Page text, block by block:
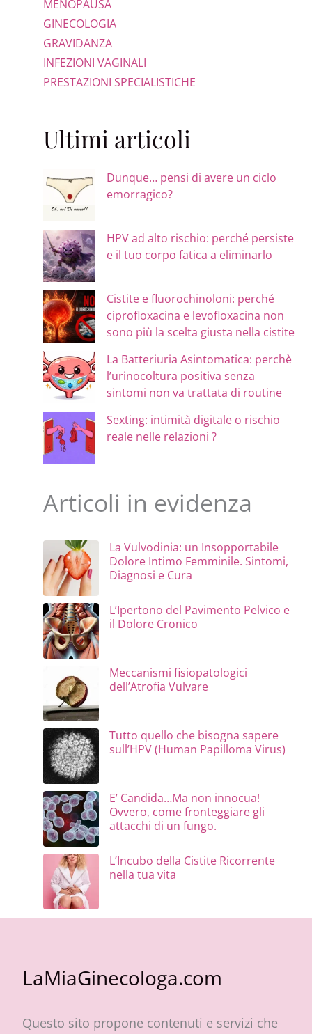
MENOPAUSA
GINECOLOGIA
GRAVIDANZA
INFEZIONI VAGINALI
PRESTAZIONI SPECIALISTICHE
Ultimi articoli
Dunque… pensi di avere un ciclo
emorragico?
HPV ad alto rischio: perché persiste
e il tuo corpo fatica a eliminarlo
Cistite e fluorochinoloni: perché
ciprofloxacina e levofloxacina non
sono più la scelta giusta nella cistite
La Batteriuria Asintomatica: perchè
l’urinocoltura positiva senza
sintomi non va trattata di routine
Sexting: intimità digitale o rischio
reale nelle relazioni ?
Articoli in evidenza
La Vulvodinia: un Insopportabile
Dolore Intimo Femminile. Sintomi,
Diagnosi e Cura
L’Ipertono del Pavimento Pelvico e
il Dolore Cronico
Meccanismi fisiopatologici
dell’Atrofia Vulvare
Tutto quello che bisogna sapere
sull’HPV (Human Papilloma Virus)
E’ Candida…Ma non innocua!
Ovvero, come fronteggiare gli
attacchi di un fungo.
L’Incubo della Cistite Ricorrente
nella tua vita
LaMiaGinecologa.com
Questo sito propone contenuti e servizi che